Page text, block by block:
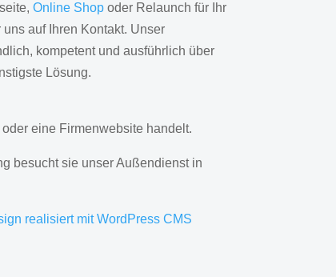
Online Shopoder Relaunch für Ihr
auf Ihren Kontakt. Unser
kompetent und ausführlich über
Lösung.
eine Firmenwebsite handelt.
besucht sie unser Außendienst in
realisiert mit WordPress CMS